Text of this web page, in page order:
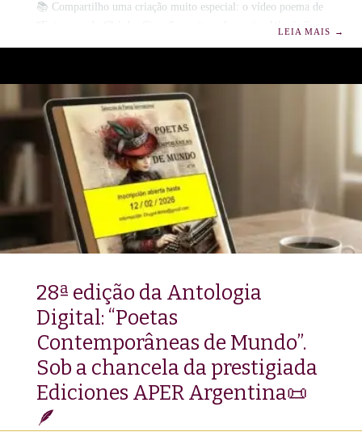
📚 Compartilho uma criação muito especial: o vídeo poema de
“Epigrama do Chá das Cinco”, escrito pela poetisa Wanda Rop
dos pequenos rituais que tornam a vida mais doce e
significativa.💫 É um hino à elegância das tardes, ao aroma
sutil do chá, à arquitetura fina dos biscoitos e, acima
LEIA MAIS →
28ª edição da Antologia
Digital: “Poetas
Contemporâneas de Mundo”.
Sob a chancela da prestigiada
Ediciones APER Argentina📜
🪶